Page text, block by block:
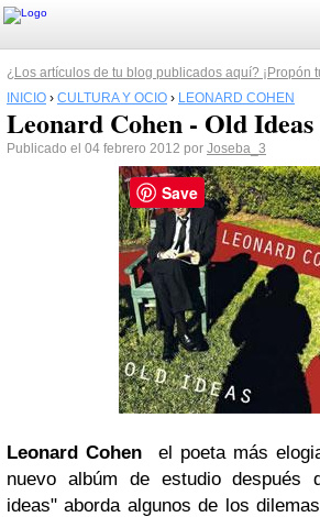
¿Los artículos de tu blog publicados aquí? ¡Propón
INICIO › CULTURA Y OCIO › LEONARD COHEN
Leonard Cohen - Old Ideas
Publicado el 04 febrero 2012 por Joseba_3
Leonard Cohen el poeta más
nuevo albúm de estudio después
ideas" aborda algunos de los
Save